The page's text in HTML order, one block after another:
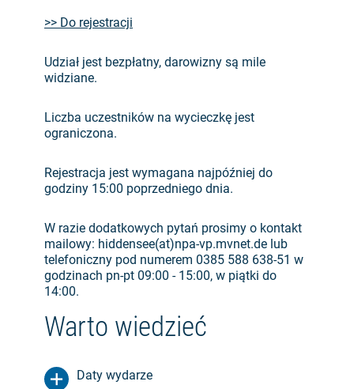
>> Do rejestracji
Udział jest bezpłatny, darowizny są mile
widziane.
Liczba uczestników na wycieczkę jest
ograniczona.
Rejestracja jest wymagana najpóźniej do
godziny 15:00 poprzedniego dnia.
W razie dodatkowych pytań prosimy o kontakt
mailowy: hiddensee(at)npa-vp.mvnet.de lub
telefoniczny pod numerem 0385 588 638-51 w
godzinach pn-pt 09:00 - 15:00, w piątki do
14:00.
Warto wiedzieć
Daty wydarze